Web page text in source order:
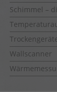
Schimmel –
Wallscanner